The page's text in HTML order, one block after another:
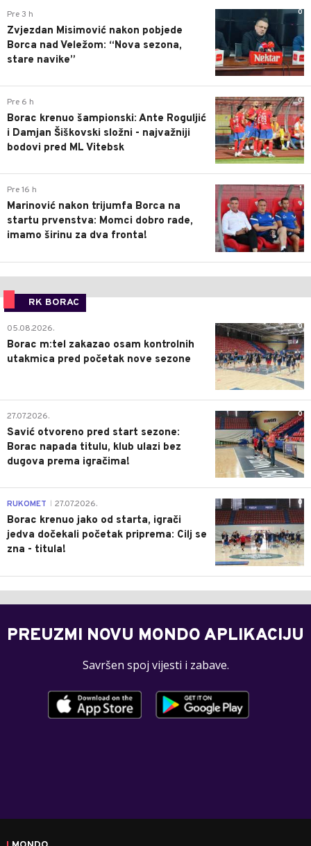
0
Pre 3 h
Zvjezdan Misimović nakon pobjede
Borca nad Veležom: “Nova sezona,
stare navike”
0
Pre 6 h
Borac krenuo šampionski: Ante Roguljić
i Damjan Šiškovski složni - najvažniji
bodovi pred ML Vitebsk
1
Pre 16 h
Marinović nakon trijumfa Borca na
startu prvenstva: Momci dobro rade,
imamo širinu za dva fronta!
RK BORAC
0
05.08.2026.
Borac m:tel zakazao osam kontrolnih
utakmica pred početak nove sezone
0
27.07.2026.
Savić otvoreno pred start sezone:
Borac napada titulu, klub ulazi bez
dugova prema igračima!
0
RUKOMET 27.07.2026.
Borac krenuo jako od starta, igrači
jedva dočekali početak priprema: Cilj se
zna - titula!
PREUZMI NOVU MONDO APLIKACIJU
Savršen spoj vijesti i zabave.